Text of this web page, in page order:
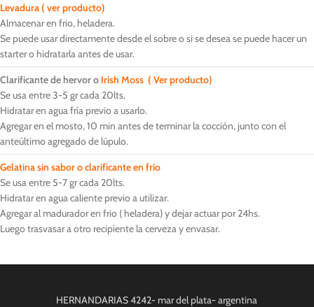
Levadura ( ver producto)
Almacenar en frio, heladera.
Se puede usar directamente desde el sobre o si se desea se puede hacer un
starter o hidratarla antes de usar.
Clarificante de hervor o Irish Moss ( Ver producto)
Se usa entre 3-5 gr cada 20lts.
Hidratar en agua fría previo a usarlo.
Agregar en el mosto, 10 min antes de terminar la cocción, junto con el
anteúltimo agregado de lúpulo.
Gelatina sin sabor o clarificante en frío
Se usa entre 5-7 gr cada 20lts.
Hidratar en agua caliente previo a utilizar.
Agregar al madurador en frio ( heladera) y dejar actuar por 24hs.
Luego trasvasar a otro recipiente la cerveza y envasar.
HERNANDARIAS 4242- mar del plata- argentina